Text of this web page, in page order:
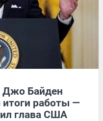
Джо Байден
работы —
глава США